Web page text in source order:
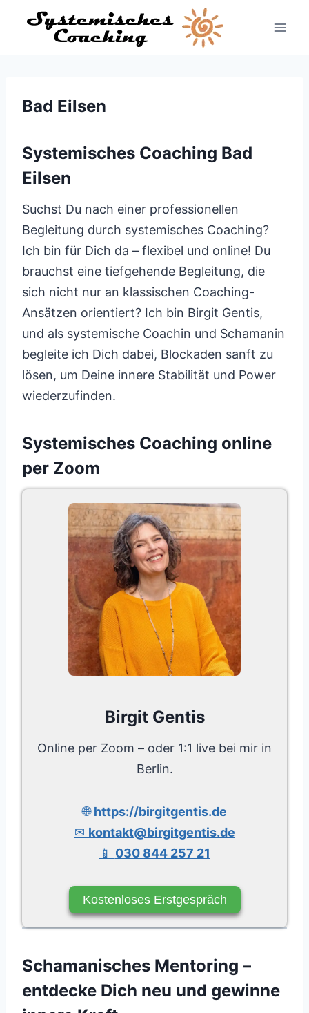
Inhalt
Bad Eilsen
Systemisches Coaching Bad
Eilsen
Suchst Du nach einer professionellen
Begleitung durch systemisches Coaching?
Ich bin für Dich da – flexibel und online! Du
brauchst eine tiefgehende Begleitung, die
sich nicht nur an klassischen Coaching-
Ansätzen orientiert? Ich bin Birgit Gentis,
und als systemische Coachin und Schamanin
begleite ich Dich dabei, Blockaden sanft zu
lösen, um Deine innere Stabilität und Power
wiederzufinden.
Systemisches Coaching online
per Zoom
Birgit Gentis
Online per Zoom – oder 1:1 live bei mir in
Berlin.
🌐https://birgitgentis.de
✉ kontakt@birgitgentis.de
📱 030 844 257 21
Kostenloses Erstgespräch
Schamanisches Mentoring –
entdecke Dich neu und gewinne